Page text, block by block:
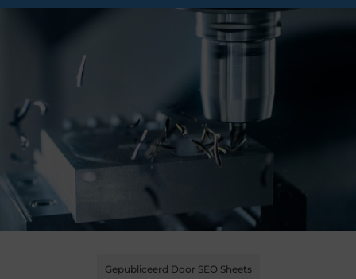
Gepubliceerd Door SEO Sheets